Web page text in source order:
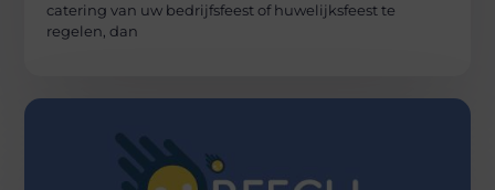
catering van uw bedrijfsfeest of huwelijksfeest te
regelen, dan